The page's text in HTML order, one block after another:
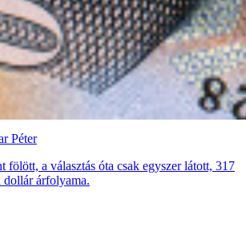
Péter
fölött, a választás óta csak egyszer látott, 317
árfolyama.